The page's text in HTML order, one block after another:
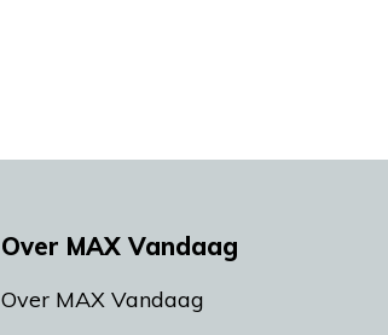
Over MAX Vandaag
Over MAX Vandaag